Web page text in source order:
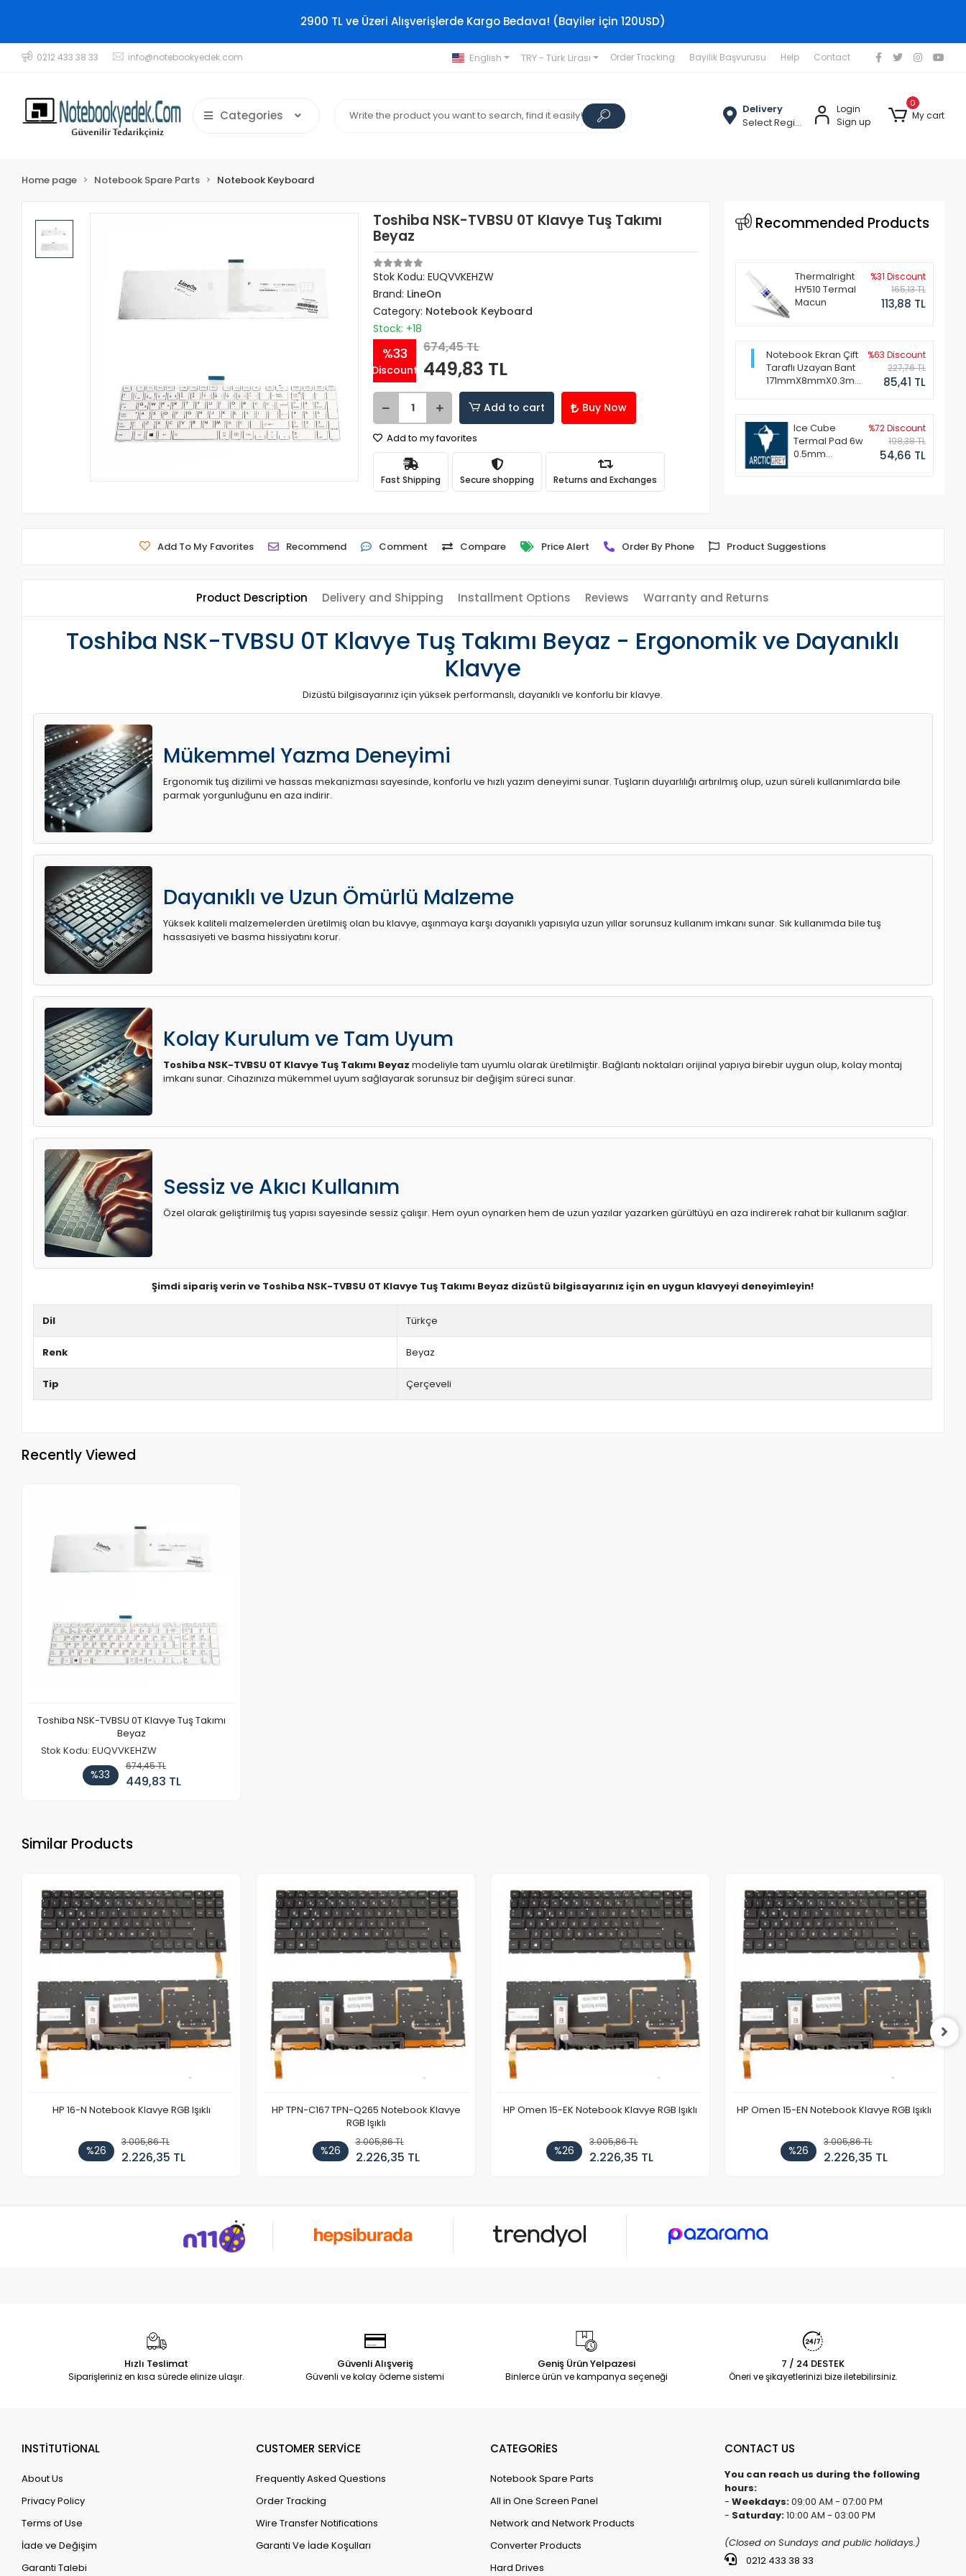
2900 TL ve Üzeri Alışverişlerde Kargo Bedava! (Bayiler için 120USD)
0212 433 38 33 info@notebookyedek.com English TRY - Türk Lirası Order Tracking Bayilik Başvurusu Help Contact
Categories
Delivery
Select Region
Login
Sign up
0
My cart
Home page Notebook Spare Parts Notebook Keyboard
Toshiba NSK-TVBSU 0T Klavye Tuş Takımı
Beyaz
Stok Kodu: EUQVVKEHZW
Brand: LineOn
Category: Notebook Keyboard
Stock: +18
%33
Discount
674,45 TL
449,83 TL
Add to cart Buy Now
Add to my favorites
Fast Shipping Secure shopping Returns and Exchanges
Recommended Products
Thermalright
HY510 Termal
Macun
%31 Discount
165,13 TL
113,88 TL
Notebook Ekran Çift
Taraflı Uzayan Bant
171mmX8mmX0.3mm
%63 Discount
227,76 TL
85,41 TL
Ice Cube
Termal Pad 6w
0.5mm
%72 Discount
198,38 TL
54,66 TL
Add To My Favorites Recommend Comment Compare Price Alert Order By Phone Product Suggestions
Product Description Delivery and Shipping Installment Options Reviews Warranty and Returns
Toshiba NSK-TVBSU 0T Klavye Tuş Takımı Beyaz - Ergonomik ve Dayanıklı
Klavye
Dizüstü bilgisayarınız için yüksek performanslı, dayanıklı ve konforlu bir klavye.
Mükemmel Yazma Deneyimi
Ergonomik tuş dizilimi ve hassas mekanizması sayesinde, konforlu ve hızlı yazım deneyimi sunar. Tuşların duyarlılığı artırılmış olup, uzun süreli kullanımlarda bile
parmak yorgunluğunu en aza indirir.
Dayanıklı ve Uzun Ömürlü Malzeme
Yüksek kaliteli malzemelerden üretilmiş olan bu klavye, aşınmaya karşı dayanıklı yapısıyla uzun yıllar sorunsuz kullanım imkanı sunar. Sık kullanımda bile tuş
hassasiyeti ve basma hissiyatını korur.
Kolay Kurulum ve Tam Uyum
Toshiba NSK-TVBSU 0T Klavye Tuş Takımı Beyaz modeliyle tam uyumlu olarak üretilmiştir. Bağlantı noktaları orijinal yapıya birebir uygun olup, kolay montaj
imkanı sunar. Cihazınıza mükemmel uyum sağlayarak sorunsuz bir değişim süreci sunar.
Sessiz ve Akıcı Kullanım
Özel olarak geliştirilmiş tuş yapısı sayesinde sessiz çalışır. Hem oyun oynarken hem de uzun yazılar yazarken gürültüyü en aza indirerek rahat bir kullanım sağlar.
Şimdi sipariş verin ve Toshiba NSK-TVBSU 0T Klavye Tuş Takımı Beyaz dizüstü bilgisayarınız için en uygun klavyeyi deneyimleyin!
Dil Türkçe
Renk Beyaz
Tip Çerçeveli
Recently Viewed
Toshiba NSK-TVBSU 0T Klavye Tuş Takımı
Beyaz
Stok Kodu: EUQVVKEHZW
%33
674,45 TL
449,83 TL
Similar Products
HP 16-N Notebook Klavye RGB Işıklı
%26
3.005,86 TL
2.226,35 TL
HP TPN-C167 TPN-Q265 Notebook Klavye
RGB Işıklı
%26
3.005,86 TL
2.226,35 TL
HP Omen 15-EK Notebook Klavye RGB Işıklı
%26
3.005,86 TL
2.226,35 TL
HP Omen 15-EN Notebook Klavye RGB Işıklı
%26
3.005,86 TL
2.226,35 TL
Hızlı Teslimat
Siparişleriniz en kısa sürede elinize ulaşır.
Güvenli Alışveriş
Güvenli ve kolay ödeme sistemi
Geniş Ürün Yelpazesi
Binlerce ürün ve kampanya seçeneği
7 / 24 DESTEK
Öneri ve şikayetlerinizi bize iletebilirsiniz.
INSTİTUTİONAL
About Us
Privacy Policy
Terms of Use
İade ve Değişim
Garanti Talebi
CUSTOMER SERVİCE
Frequently Asked Questions
Order Tracking
Wire Transfer Notifications
Garanti Ve İade Koşulları
CATEGORİES
Notebook Spare Parts
All in One Screen Panel
Network and Network Products
Converter Products
Hard Drives
CONTACT US
You can reach us during the following
hours:
- Weekdays:09:00 AM - 07:00 PM
- Saturday:10:00 AM - 03:00 PM
(Closed on Sundays and public holidays.)
0212 433 38 33